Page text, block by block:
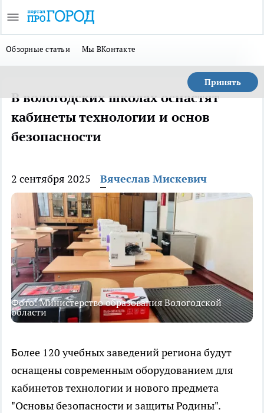
Обзорные статьи Мы ВКонтакте
Принять
В вологодских школах оснастят
кабинеты технологии и основ
безопасности
2 сентября 2025 Вячеслав Мискевич
Фото: Министерство образования Вологодской
области
Более 120 учебных заведений региона будут
оснащены современным оборудованием для
кабинетов технологии и нового предмета
"Основы безопасности и защиты Родины".